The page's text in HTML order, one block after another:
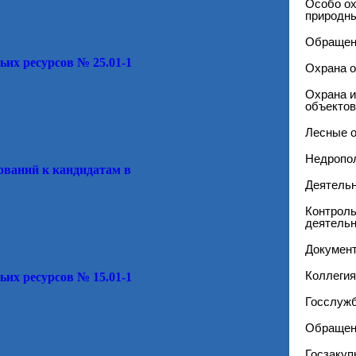
ресурсов № 25.01-1
к кандидатам в
ресурсов № 15.01-1
Особо
Охрана
Охрана
Лесные
Коллегия